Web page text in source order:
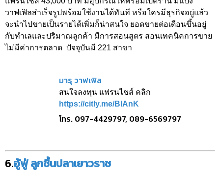
วาฟเฟิลสำเร็จรูปพร้อมใช้งานได้ทันที หรือใครมีธุรกิจอยู่แล้ว
จะนำไปขายเป็นรายได้เพิ่มก็น่าสนใจ ยอดขายต่อเดือนขึ้นอยู่
กับทำเลและปริมาณลูกค้า มีการสอนสูตร สอนเทคนิคการขาย
ไม่มีค่าการตลาด ปัจจุบันมี 221 สาขา
มารุ วาฟเฟิล
สนใจลงทุน แฟรนไชส์ คลิก
https://citly.me/BIAnK
โทร. 097-4429797, 089-6569797
6.อู้ฟู่ ลูกชิ้นปลาเยาวราช